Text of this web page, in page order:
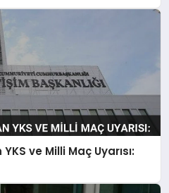
ve Milli Maç Uyarısı: